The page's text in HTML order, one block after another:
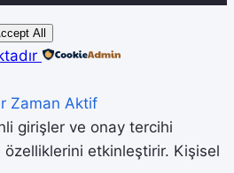
All
Zaman Aktif
girişler ve onay tercihi
özelliklerini etkinleştirir. Kişisel